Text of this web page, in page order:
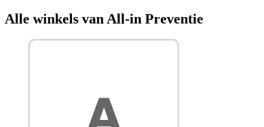
Alle winkels van All-in Preventie